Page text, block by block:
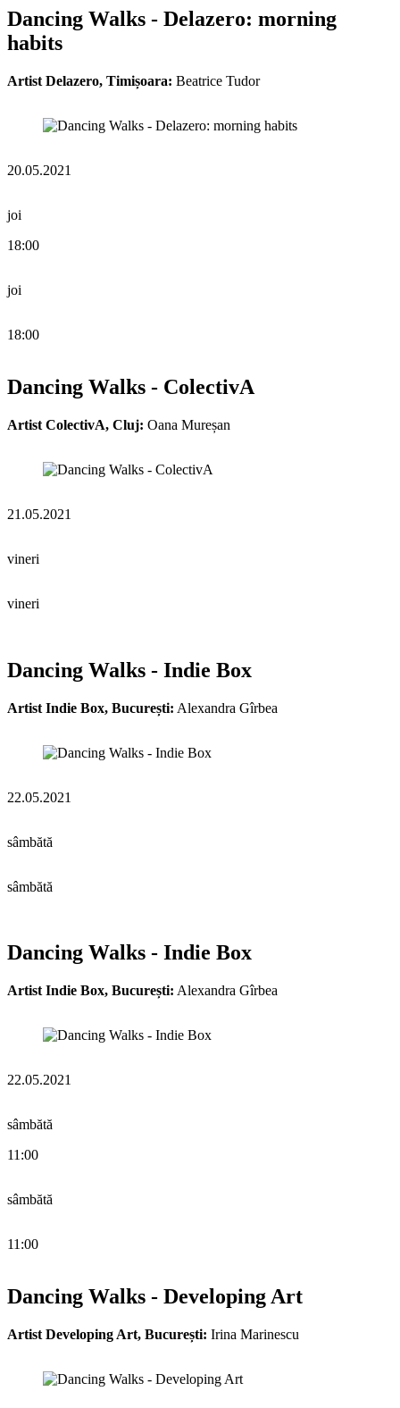
Dancing Walks - Delazero: morning
habits
Artist Delazero, Timișoara: Beatrice Tudor
20.05.2021
joi
18:00
joi
18:00
Dancing Walks - ColectivA
Artist ColectivA, Cluj: Oana Mureșan
21.05.2021
vineri
vineri
Dancing Walks - Indie Box
Artist Indie Box, București: Alexandra Gîrbea
22.05.2021
sâmbătă
sâmbătă
Dancing Walks - Indie Box
Artist Indie Box, București: Alexandra Gîrbea
22.05.2021
sâmbătă
11:00
sâmbătă
11:00
Dancing Walks - Developing Art
Artist Developing Art, București: Irina Marinescu